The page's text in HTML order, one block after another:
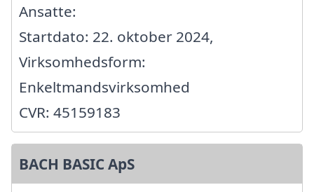
Ansatte:
Startdato: 22. oktober 2024,
Virksomhedsform:
Enkeltmandsvirksomhed
CVR: 45159183
BACH BASIC ApS